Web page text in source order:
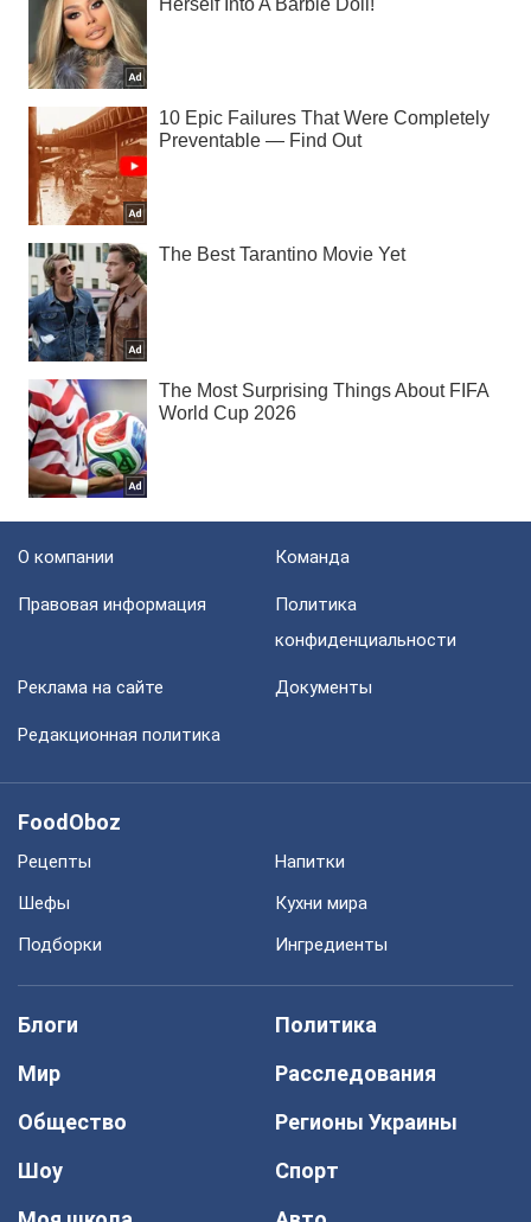
О компании Команда
Правовая информация
Политика
конфиденциальности
Реклама на сайте Документы
Редакционная политика
FoodOboz
Рецепты
Напитки
Шефы
Кухни мира
Подборки
Ингредиенты
Блоги
Политика
Мир
Расследования
Общество
Регионы Украины
Шоу
Спорт